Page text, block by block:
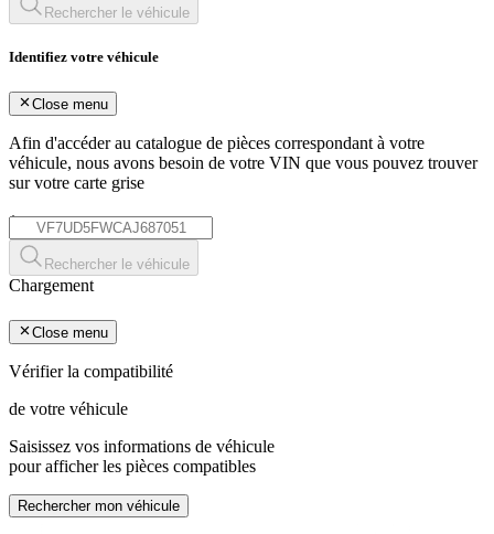
Rechercher le véhicule
Identifiez votre véhicule
Close menu
Afin d'accéder au catalogue de pièces correspondant à votre
véhicule, nous avons besoin de votre VIN que vous pouvez trouver
sur votre carte grise
*
Rechercher le véhicule
Chargement
Close menu
Vérifier la compatibilité
de votre véhicule
Saisissez vos informations de véhicule
pour afficher les pièces compatibles
Rechercher mon véhicule